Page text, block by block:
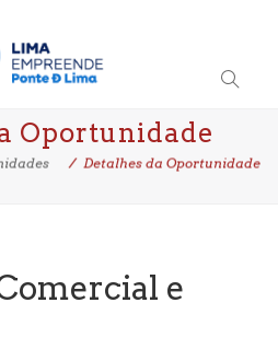
Search
Oportunidade
Detalhes da Oportunidade
e